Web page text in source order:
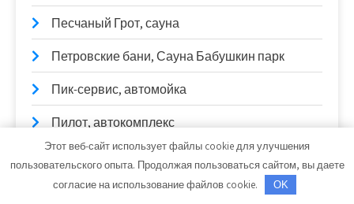
Песчаный Грот, сауна
Петровские бани, Сауна Бабушкин парк
Пик-сервис, автомойка
Пилот, автокомплекс
Пилот, автокомплекс
Плант Авто
Этот веб-сайт использует файлы cookie для улучшения
пользовательского опыта. Продолжая пользоваться сайтом, вы даете
согласие на использование файлов cookie.
OK